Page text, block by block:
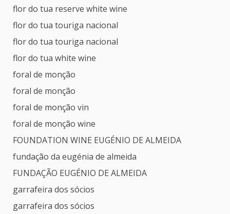
flor do tua reserve white wine
flor do tua touriga nacional
flor do tua touriga nacional
flor do tua white wine
foral de monção
foral de monção
foral de monção vin
foral de monção wine
FOUNDATION WINE EUGÉNIO DE ALMEIDA
fundação da eugénia de almeida
FUNDAÇÃO EUGÉNIO DE ALMEIDA
garrafeira dos sócios
garrafeira dos sócios